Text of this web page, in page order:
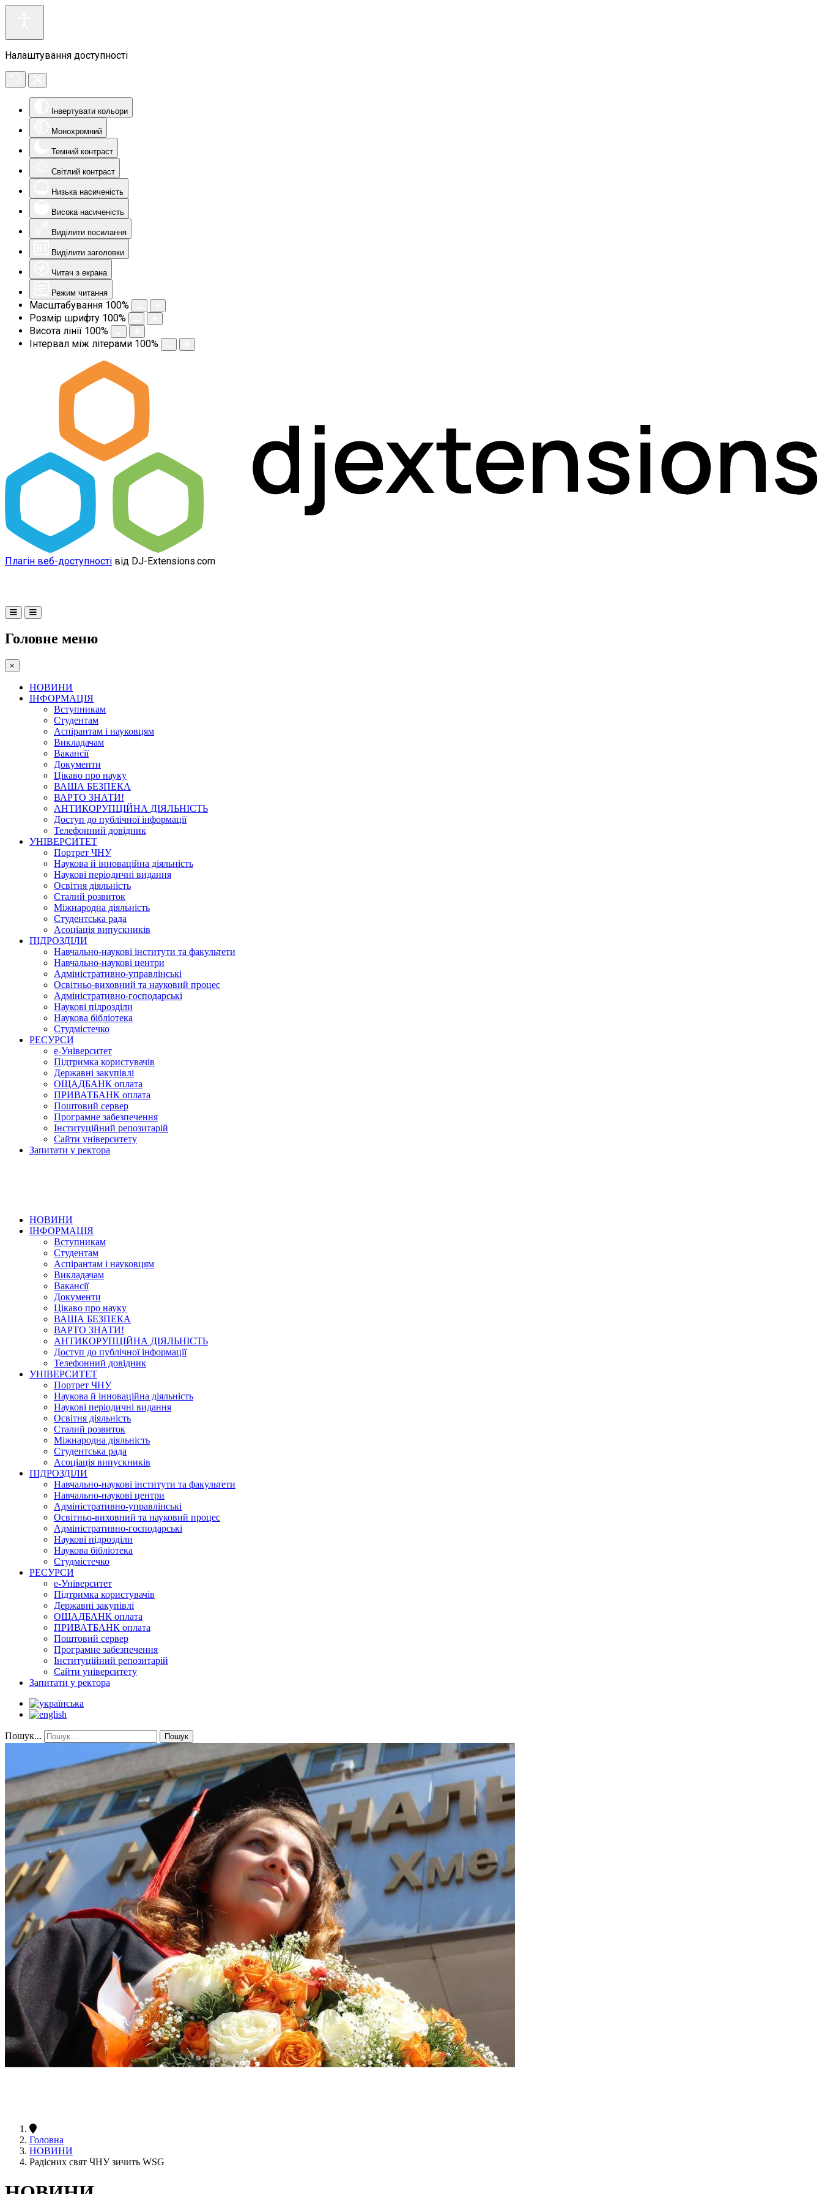
Налаштування доступності
Інвертувати кольори
Монохромний
Темний контраст
Світлий контраст
Низька насиченість
Висока насиченість
Виділити посилання
Виділити заголовки
Читач з екрана
Режим читання
Масштабування 100%
Розмір шрифту 100%
Висота лінії 100%
Інтервал між літерами 100%
Плагін веб-доступності від DJ-Extensions.com
Головне меню
×
НОВИНИ
ІНФОРМАЦІЯ
Вступникам
Студентам
Аспірантам і науковцям
Викладачам
Вакансії
Документи
Цікаво про науку
ВАША БЕЗПЕКА
ВАРТО ЗНАТИ!
АНТИКОРУПЦІЙНА ДІЯЛЬНІСТЬ
Доступ до публічної інформації
Телефонний довідник
УНІВЕРСИТЕТ
Портрет ЧНУ
Наукова й інноваційна діяльність
Наукові періодичні видання
Освітня діяльність
Сталий розвиток
Міжнародна діяльність
Студентська рада
Асоціація випускників
ПІДРОЗДІЛИ
Навчально-наукові інститути та факультети
Навчально-наукові центри
Адміністративно-управлінські
Освітньо-виховний та науковий процес
Адміністративно-господарські
Наукові підрозділи
Наукова бібліотека
Студмістечко
РЕСУРСИ
е-Університет
Підтримка користувачів
Державні закупівлі
ОЩАДБАНК оплата
ПРИВАТБАНК оплата
Поштовий сервер
Програмне забезпечення
Інституційний репозитарій
Сайти університету
Запитати у ректора
НОВИНИ
ІНФОРМАЦІЯ
Вступникам
Студентам
Аспірантам і науковцям
Викладачам
Вакансії
Документи
Цікаво про науку
ВАША БЕЗПЕКА
ВАРТО ЗНАТИ!
АНТИКОРУПЦІЙНА ДІЯЛЬНІСТЬ
Доступ до публічної інформації
Телефонний довідник
УНІВЕРСИТЕТ
Портрет ЧНУ
Наукова й інноваційна діяльність
Наукові періодичні видання
Освітня діяльність
Сталий розвиток
Міжнародна діяльність
Студентська рада
Асоціація випускників
ПІДРОЗДІЛИ
Навчально-наукові інститути та факультети
Навчально-наукові центри
Адміністративно-управлінські
Освітньо-виховний та науковий процес
Адміністративно-господарські
Наукові підрозділи
Наукова бібліотека
Студмістечко
РЕСУРСИ
е-Університет
Підтримка користувачів
Державні закупівлі
ОЩАДБАНК оплата
ПРИВАТБАНК оплата
Поштовий сервер
Програмне забезпечення
Інституційний репозитарій
Сайти університету
Запитати у ректора
Пошук... Пошук
Головна
НОВИНИ
Радісних свят ЧНУ зичить WSG